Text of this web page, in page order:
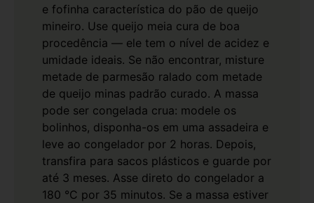
e fofinha característica do pão de queijo
mineiro. Use queijo meia cura de boa
procedência — ele tem o nível de acidez e
umidade ideais. Se não encontrar, misture
metade de parmesão ralado com metade
de queijo minas padrão curado. A massa
pode ser congelada crua: modele os
bolinhos, disponha-os em uma assadeira e
leve ao congelador por 2 horas. Depois,
transfira para sacos plásticos e guarde por
até 3 meses. Asse direto do congelador a
180 °C por 35 minutos. Se a massa estiver